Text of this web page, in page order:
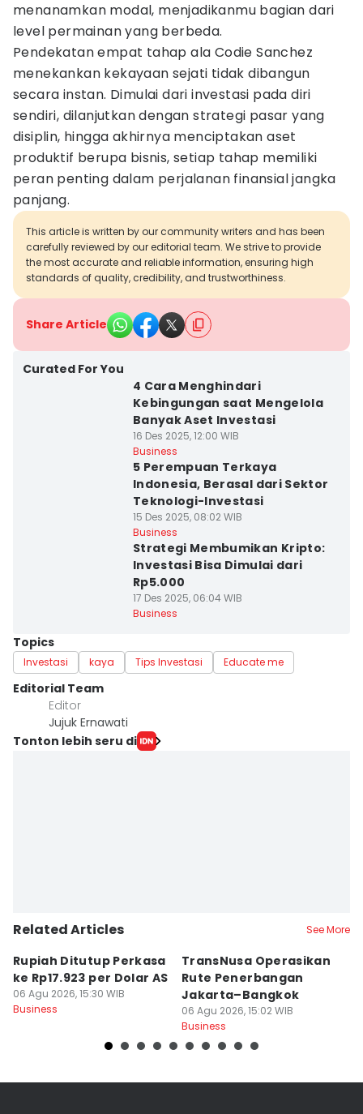
menanamkan modal, menjadikanmu bagian dari
level permainan yang berbeda.
Pendekatan empat tahap ala Codie Sanchez
menekankan kekayaan sejati tidak dibangun
secara instan. Dimulai dari investasi pada diri
sendiri, dilanjutkan dengan strategi pasar yang
disiplin, hingga akhirnya menciptakan aset
produktif berupa bisnis, setiap tahap memiliki
peran penting dalam perjalanan finansial jangka
panjang.
This article is written by our community writers and has been
carefully reviewed by our editorial team. We strive to provide
the most accurate and reliable information, ensuring high
standards of quality, credibility, and trustworthiness.
Share Article
Curated For You
4 Cara Menghindari
Kebingungan saat Mengelola
Banyak Aset Investasi
16 Des 2025, 12:00 WIB
Business
5 Perempuan Terkaya
Indonesia, Berasal dari Sektor
Teknologi-Investasi
15 Des 2025, 08:02 WIB
Business
Strategi Membumikan Kripto:
Investasi Bisa Dimulai dari
Rp5.000
17 Des 2025, 06:04 WIB
Business
Topics
Investasi kaya Tips Investasi Educate me
Editorial Team
Editor
Jujuk Ernawati
Tonton lebih seru di
Related Articles See More
Rupiah Ditutup Perkasa
ke Rp17.923 per Dolar AS
06 Agu 2026, 15:30 WIB
Business
TransNusa Operasikan
Rute Penerbangan
Jakarta–Bangkok
06 Agu 2026, 15:02 WIB
Business